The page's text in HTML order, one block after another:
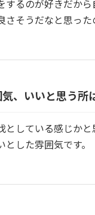
するのが好きだから
さそうだなと思った
、いいと思う所
としている感じか
とした雰囲気です。